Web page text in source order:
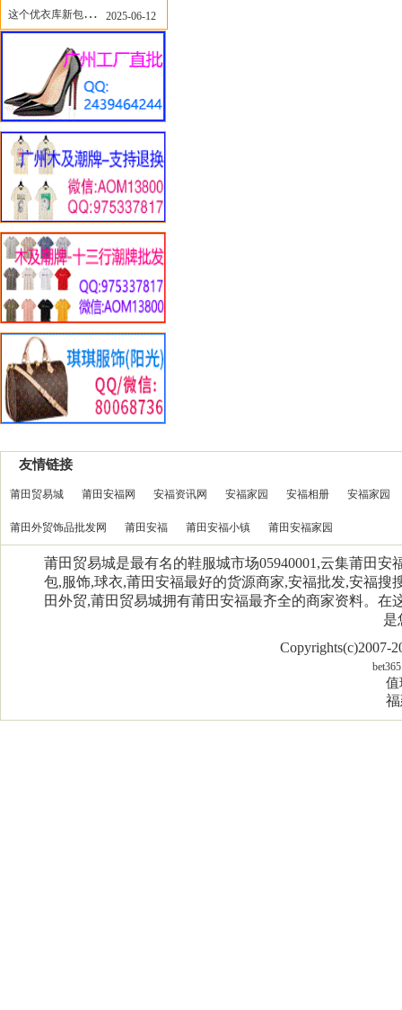
这个优衣库新包，能火起来吗？
2025-06-12
友情链接
莆田贸易城 莆田安福网 安福资讯网 安福家园 安福相册 安福家园
莆田外贸饰品批发网 莆田安福 莆田安福小镇 莆田安福家园
莆田贸易城是最有名的鞋服城市场05940001,云集莆田
包,服饰,球衣,莆田安福最好的货源商家,安福批发,安福
田外贸,莆田贸易城拥有莆田安福最齐全的商家资料。
是
Copyrights(c)2007-
bet365
值